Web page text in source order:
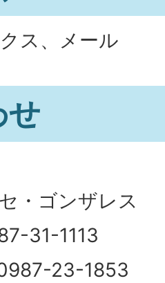
ス、メール
せ
・ゴンザレス
31-1113
23-1853